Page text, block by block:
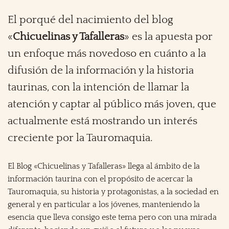
El porqué del nacimiento del blog
«Chicuelinas y Tafalleras» es la apuesta por
un enfoque más novedoso en cuánto a la
difusión de la información y la historia
taurinas, con la intención de llamar la
atención y captar al público más joven, que
actualmente está mostrando un interés
creciente por la Tauromaquia.
El Blog «Chicuelinas y Tafalleras» llega al ámbito de la
información taurina con el propósito de acercar la
Tauromaquia, su historia y protagonistas, a la sociedad en
general y en particular a los jóvenes, manteniendo la
esencia que lleva consigo este tema pero con una mirada